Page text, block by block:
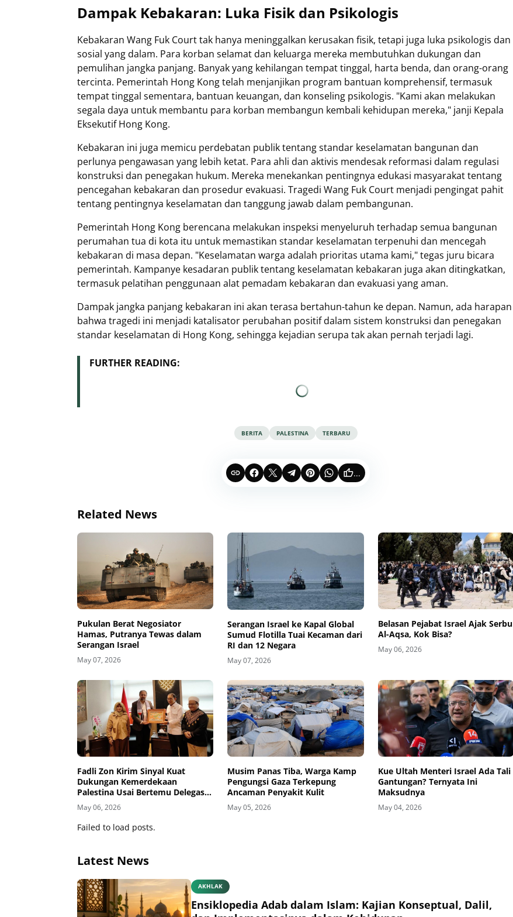
Dampak Kebakaran: Luka Fisik dan Psikologis
Kebakaran Wang Fuk Court tak hanya meninggalkan kerusakan fisik, tetapi juga luka psikologis dan
sosial yang dalam. Para korban selamat dan keluarga mereka membutuhkan dukungan dan
pemulihan jangka panjang. Banyak yang kehilangan tempat tinggal, harta benda, dan orang-orang
tercinta. Pemerintah Hong Kong telah menjanjikan program bantuan komprehensif, termasuk
tempat tinggal sementara, bantuan keuangan, dan konseling psikologis. "Kami akan melakukan
segala daya untuk membantu para korban membangun kembali kehidupan mereka," janji Kepala
Eksekutif Hong Kong.
Kebakaran ini juga memicu perdebatan publik tentang standar keselamatan bangunan dan
perlunya pengawasan yang lebih ketat. Para ahli dan aktivis mendesak reformasi dalam regulasi
konstruksi dan penegakan hukum. Mereka menekankan pentingnya edukasi masyarakat tentang
pencegahan kebakaran dan prosedur evakuasi. Tragedi Wang Fuk Court menjadi pengingat pahit
tentang pentingnya keselamatan dan tanggung jawab dalam pembangunan.
Pemerintah Hong Kong berencana melakukan inspeksi menyeluruh terhadap semua bangunan
perumahan tua di kota itu untuk memastikan standar keselamatan terpenuhi dan mencegah
kebakaran di masa depan. "Keselamatan warga adalah prioritas utama kami," tegas juru bicara
pemerintah. Kampanye kesadaran publik tentang keselamatan kebakaran juga akan ditingkatkan,
termasuk pelatihan penggunaan alat pemadam kebakaran dan evakuasi yang aman.
Dampak jangka panjang kebakaran ini akan terasa bertahun-tahun ke depan. Namun, ada harapan
bahwa tragedi ini menjadi katalisator perubahan positif dalam sistem konstruksi dan penegakan
standar keselamatan di Hong Kong, sehingga kejadian serupa tak akan pernah terjadi lagi.
FURTHER READING:
BERITA PALESTINA TERBARU
...
Related News
Pukulan Berat Negosiator
Hamas, Putranya Tewas dalam
Serangan Israel
May 07, 2026
Serangan Israel ke Kapal Global
Sumud Flotilla Tuai Kecaman dari
RI dan 12 Negara
May 07, 2026
Belasan Pejabat Israel Ajak Serbu
Al-Aqsa, Kok Bisa?
May 06, 2026
Fadli Zon Kirim Sinyal Kuat
Dukungan Kemerdekaan
Palestina Usai Bertemu Delegasi
di Kemenbud
May 06, 2026
Musim Panas Tiba, Warga Kamp
Pengungsi Gaza Terkepung
Ancaman Penyakit Kulit
May 05, 2026
Kue Ultah Menteri Israel Ada Tali
Gantungan? Ternyata Ini
Maksudnya
May 04, 2026
Failed to load posts.
Latest News
AKHLAK
Ensiklopedia Adab dalam Islam: Kajian Konseptual, Dalil,